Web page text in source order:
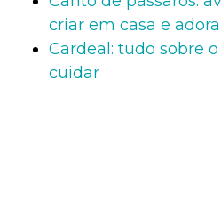
criar em casa e
Cardeal: tudo sobre
cuidar